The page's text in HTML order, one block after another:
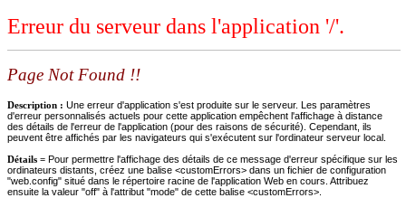
Erreur du serveur dans l'application '/'.
Page Not Found !!
Description : Une erreur d'application s'est produite sur le serveur. Les paramètres
d'erreur personnalisés actuels pour cette application empêchent l'affichage à distance
des détails de l'erreur de l'application (pour des raisons de sécurité). Cependant, ils
peuvent être affichés par les navigateurs qui s'exécutent sur l'ordinateur serveur local.
Détails = Pour permettre l'affichage des détails de ce message d'erreur spécifique sur les
ordinateurs distants, créez une balise <customErrors> dans un fichier de configuration
"web.config" situé dans le répertoire racine de l'application Web en cours. Attribuez
ensuite la valeur "off" à l'attribut "mode" de cette balise <customErrors>.